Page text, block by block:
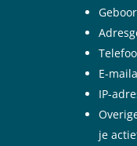
E-
IP-
je